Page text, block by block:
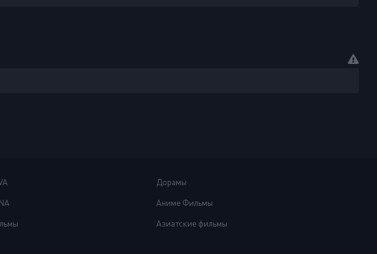
Дорамы
Аниме Фильмы
Азиатские фильмы